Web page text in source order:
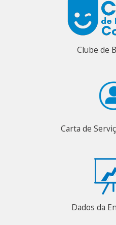
Clube de
Carta de
Dados da